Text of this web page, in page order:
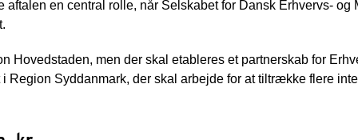
aftalen en central rolle, når Selskabet for Dansk Erhvervs- og
Hovedstaden, men der skal etableres et partnerskab for
Region Syddanmark, der skal arbejde for at tiltrække flere